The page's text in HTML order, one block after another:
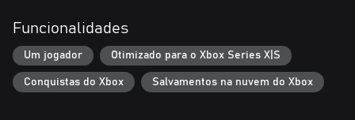
- Simulador de cientista louco na primeira pessoa
- Gestão complexa de recursos e inventário
- Um elemento de estratégia - planeia ataques à cidade e
Funcionalidades
Um jogador Otimizado para o Xbox Series X|S
Conquistas do Xbox Salvamentos na nuvem do Xbox